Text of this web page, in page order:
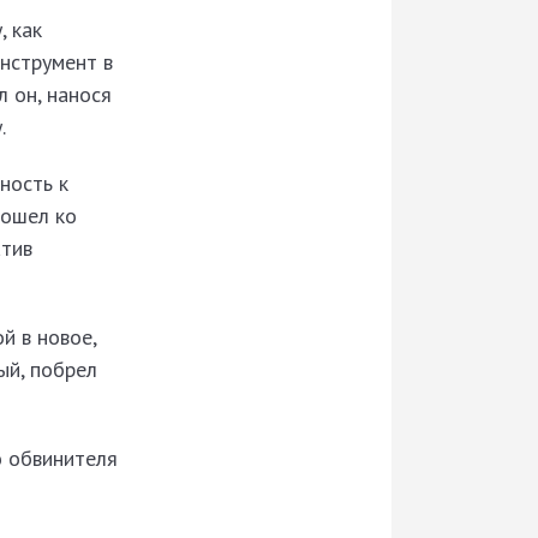
как
в
он, нанося
к
ко
в новое,
побрел
обвинителя